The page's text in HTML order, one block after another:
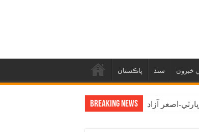
پاڪستان سنڌ خبرون
Breaking News اصغر آزاد